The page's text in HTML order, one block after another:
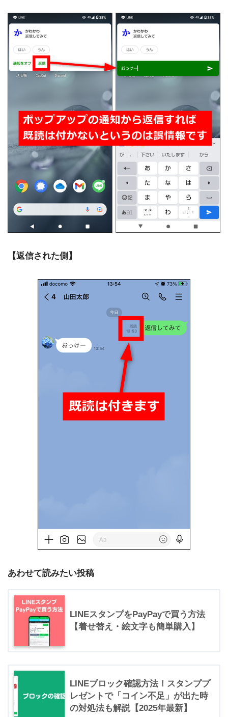
【返信された側】
あわせて読みたい投稿
LINEスタンプをPayPayで買う方法
【着せ替え・絵文字も簡単購入】
LINEブロック確認方法！スタンププ
レゼントで「コイン不足」が出た時
の対処法も解説【2025年最新】